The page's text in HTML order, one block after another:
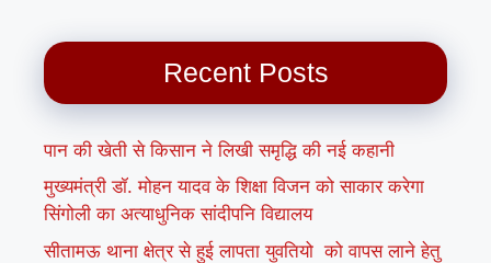
Recent Posts
पान की खेती से किसान ने लिखी समृद्धि की नई कहानी
मुख्यमंत्री डॉ. मोहन यादव के शिक्षा विजन को साकार करेगा
सिंगोली का अत्याधुनिक सांदीपनि विद्यालय
सीतामऊ थाना क्षेत्र से हुई लापता युवतियो को वापस लाने हेतु